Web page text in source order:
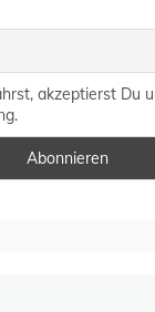
akzeptierst Du